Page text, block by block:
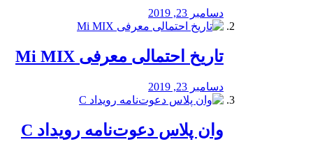
دسامبر 23, 2019
تاریخ احتمالی معرفی Mi MIX
دسامبر 23, 2019
وان پلاس دعوت‌نامه رویداد C